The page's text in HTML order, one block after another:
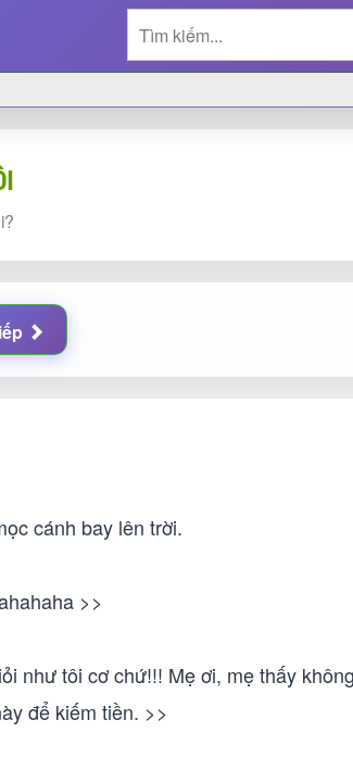
cánh bay lên trời.
>>
như tôi cơ chứ!!! Mẹ ơi, mẹ thấy
để kiếm tiền. >>